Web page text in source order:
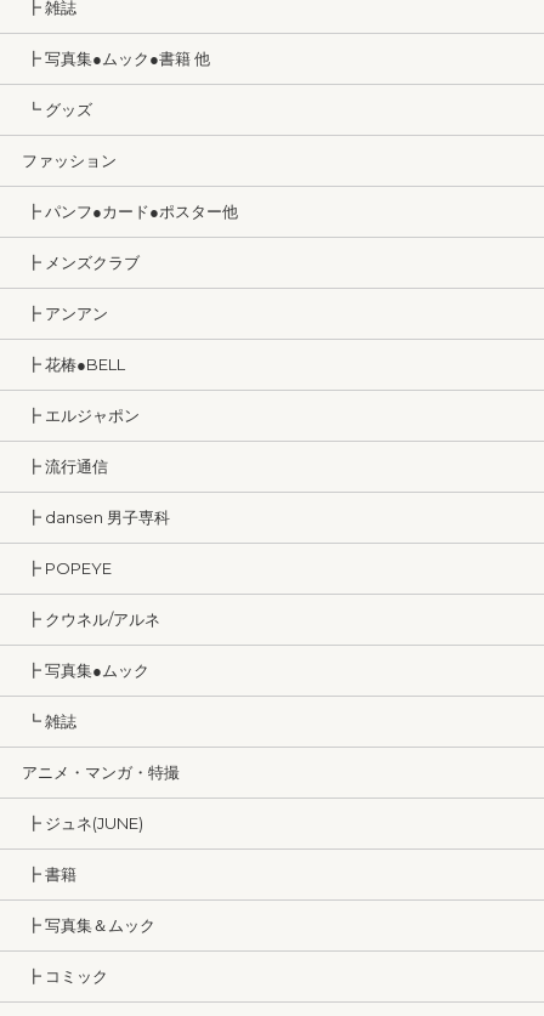
┣ 雑誌
┣ 写真集●ムック●書籍 他
┗ グッズ
ファッション
┣ パンフ●カード●ポスター他
┣ メンズクラブ
┣ アンアン
┣ 花椿●BELL
┣ エルジャポン
┣ 流行通信
┣ dansen 男子専科
┣ POPEYE
┣ クウネル/アルネ
┣ 写真集●ムック
┗ 雑誌
アニメ・マンガ・特撮
┣ ジュネ(JUNE)
┣ 書籍
┣ 写真集＆ムック
┣ コミック